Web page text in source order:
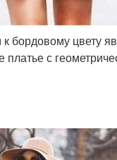
цвету
с